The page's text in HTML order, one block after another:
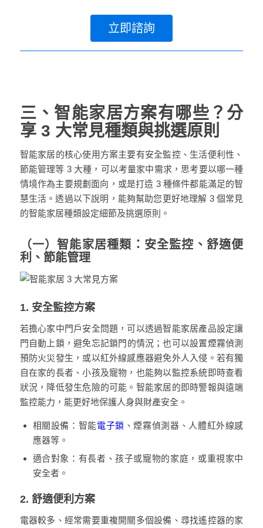
立即諮詢
三、智能家居方案有哪些？分
享 3 大常見種類與挑選原則
智能家居的核心使用方案主要有安全監控、生活便利性、
節能管理等 3 大種，可以考量家中需求，思考要以哪一種
情境作為主要規劃面向，或是打造 3 種條件都能滿足的智
慧生活。透過以下說明，能夠幫助您更好地理解 3 個常見
的智能家居種類設定細節及挑選原則。
（一）智能家居種類：安全監控、舒適便
利、節能管理
1. 安全監控方案
若擔心家中門戶安全問題，可以透過智能家居產品設定讓
門 自動上鎖，避免忘記鎖門 的情況；也可以設置煙霧偵測
預防火災發生，或以紅外線感應器避免外人入侵。若有獨
自在家的長者、小孩及寵物，也能夠以監控系統即時查看
狀況，降低發生危險的可能。智能家居的即時警報與遠端
監控能力，能更好地保護人身與財產安全。
相關設備：智能電子鎖 、煙霧偵測器、人體紅外線感
應器等。
適合對象：有長者、孩子或寵物的家庭，或重視家中
安全者。
2. 舒適便利方案
電器較多、經常需要重複開關多個設備、尋找遙控器的家